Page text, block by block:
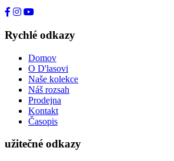
Rychlé odkazy
Domov
O D'lasovi
Naše kolekce
Náš rozsah
Prodejna
Kontakt
Časopis
užitečné odkazy